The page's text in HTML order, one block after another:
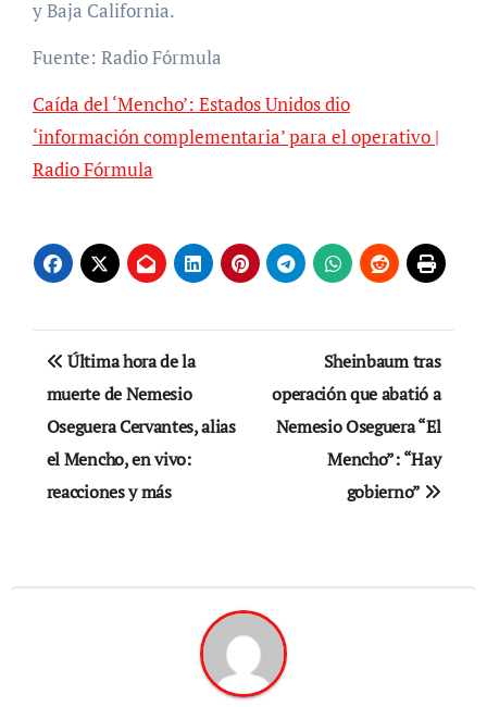
y Baja California.
Fuente: Radio Fórmula
Caída del ‘Mencho’: Estados Unidos dio
‘información complementaria’ para el operativo |
Radio Fórmula
Navegación
de
entradas
Última hora de la
muerte de Nemesio
Oseguera Cervantes, alias
el Mencho, en vivo:
reacciones y más
Sheinbaum tras
operación que abatió a
Nemesio Oseguera “El
Mencho”: “Hay
gobierno”